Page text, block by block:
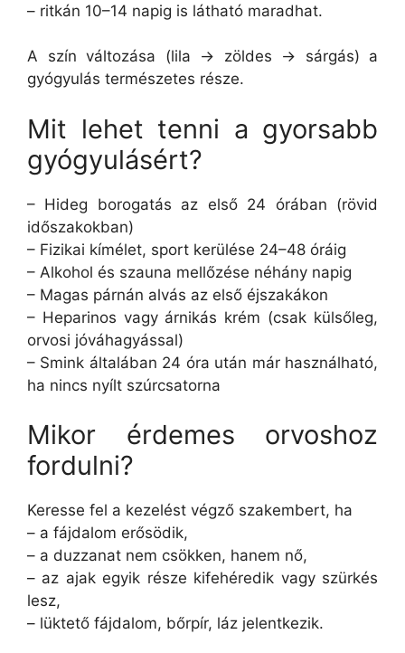
– ritkán 10–14 napig is látható maradhat.
A szín változása (lila → zöldes → sárgás) a
gyógyulás természetes része.
Mit lehet tenni a gyorsabb
gyógyulásért?
– Hideg borogatás az első 24 órában (rövid
időszakokban)
– Fizikai kímélet, sport kerülése 24–48 óráig
– Alkohol és szauna mellőzése néhány napig
– Magas párnán alvás az első éjszakákon
– Heparinos vagy árnikás krém (csak külsőleg,
orvosi jóváhagyással)
– Smink általában 24 óra után már használható,
ha nincs nyílt szúrcsatorna
Mikor érdemes orvoshoz
fordulni?
Keresse fel a kezelést végző szakembert, ha
– a fájdalom erősödik,
– a duzzanat nem csökken, hanem nő,
– az ajak egyik része kifehéredik vagy szürkés
lesz,
– lüktető fájdalom, bőrpír, láz jelentkezik.